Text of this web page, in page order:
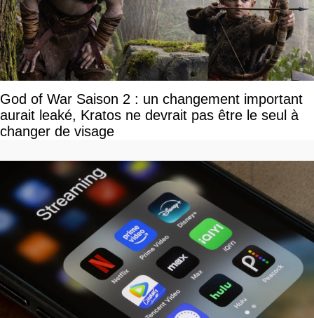
God of War Saison 2 : un changement important
aurait leaké, Kratos ne devrait pas être le seul à
changer de visage